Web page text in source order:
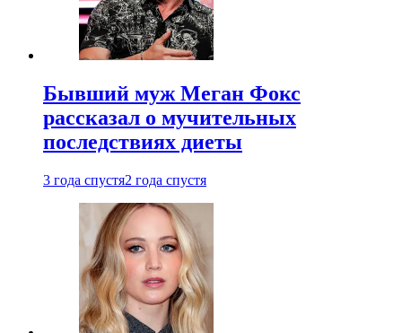
Бывший муж Меган Фокс
рассказал о мучительных
последствиях диеты
3 года спустя2 года спустя